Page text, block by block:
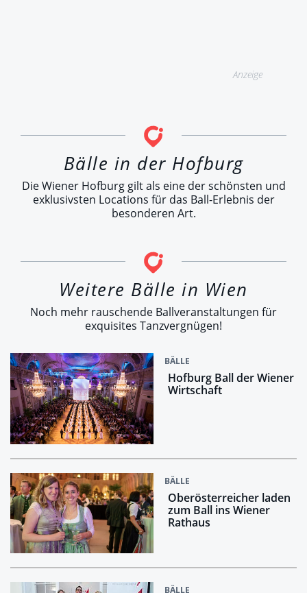
Anzeige
Bälle in der Hofburg
Die Wiener Hofburg gilt als eine der schönsten und
exklusivsten Locations für das Ball-Erlebnis der
besonderen Art.
Weitere Bälle in Wien
Noch mehr rauschende Ballveranstaltungen für
exquisites Tanzvergnügen!
BÄLLE
Hofburg Ball der Wiener
Wirtschaft
BÄLLE
Oberösterreicher laden
zum Ball ins Wiener
Rathaus
BÄLLE